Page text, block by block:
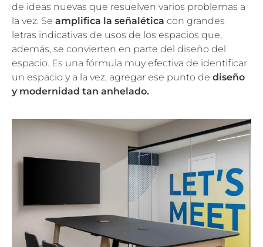
de ideas nuevas que resuelven varios problemas a
la vez. Se amplifica la señalética con grandes
letras indicativas de usos de los espacios que,
además, se convierten en parte del diseño del
espacio. Es una fórmula muy efectiva de identificar
un espacio y a la vez, agregar ese punto de diseño
y modernidad tan anhelado.